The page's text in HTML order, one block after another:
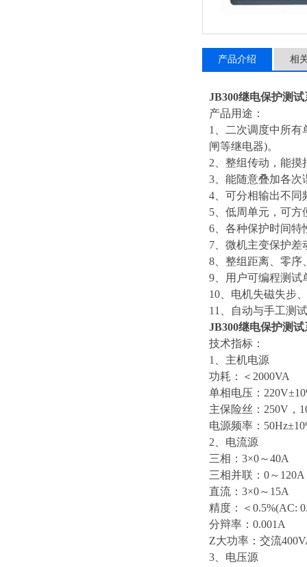
产品介绍 相
JB300继电保护测试
产品用途：
1、二次调度中所
闸等继电器)。
2、整组传动，能摸
3、能随意叠加各次
4、可分相输出不同
5、低周单元，可方
6、各种保护时间特
7、微机主变保护
8、整组距离、零序
9、用户可编程测试
10、电机失磁失步
11、自动与手工测
JB300继电保护测试
技术指标：
1、主机电源
功耗：＜2000VA
单相电压：
主保险丝：250V，
电源频率：
2、电流源
三相：3×0～40A
三相并联：0～120A
直流：3×0～15A
精度：＜0.5%(AC:
分辩率：0.001A
Z大功率：交流
3、电压源